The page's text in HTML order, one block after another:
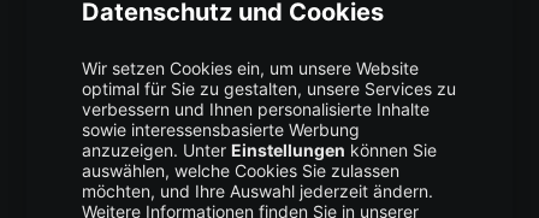
High Availability
Trust Center
Data Recovery
Backup Service
Business Hosting